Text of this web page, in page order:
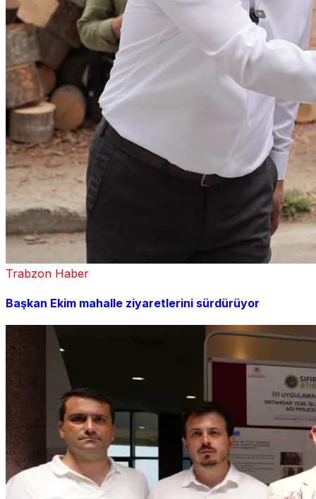
Trabzon Haber
Başkan Ekim mahalle ziyaretlerini sürdürüyor